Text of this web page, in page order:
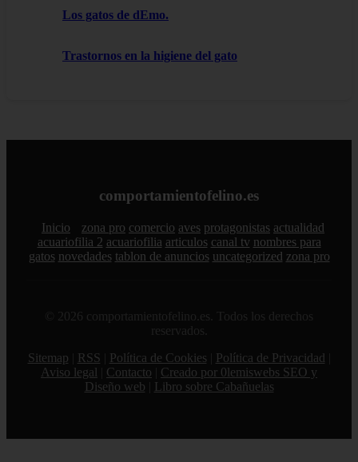
Los gatos de dEmo.
Trastornos en la higiene del gato
comportamientofelino.es
Inicio zona pro comercio aves protagonistas actualidad
acuariofilia 2 acuariofilia articulos canal tv nombres para
gatos novedades tablon de anuncios uncategorized zona pro
© 2026 comportamientofelino.es. Todos los derechos
reservados.
Sitemap
RSS Política de Cookies Política de Privacidad
Aviso legal
Contacto
Creado por 0lemiswebs SEO y
Diseño web
Libro sobre Cabañuelas